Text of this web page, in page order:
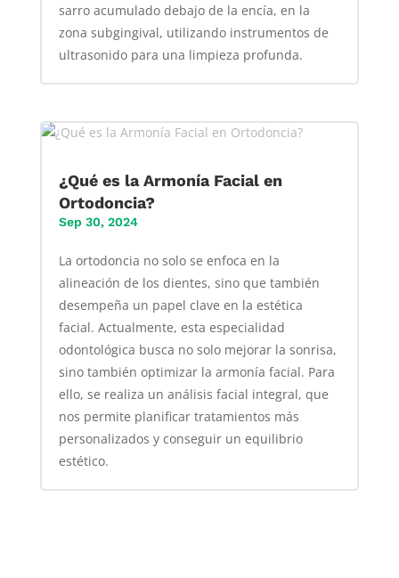
sarro acumulado debajo de la encía, en la
zona subgingival, utilizando instrumentos de
ultrasonido para una limpieza profunda.
¿Qué es la Armonía Facial en
Ortodoncia?
Sep 30, 2024
La ortodoncia no solo se enfoca en la
alineación de los dientes, sino que también
desempeña un papel clave en la estética
facial. Actualmente, esta especialidad
odontológica busca no solo mejorar la sonrisa,
sino también optimizar la armonía facial. Para
ello, se realiza un análisis facial integral, que
nos permite planificar tratamientos más
personalizados y conseguir un equilibrio
estético.